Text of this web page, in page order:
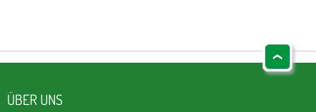
ÜBER UNS